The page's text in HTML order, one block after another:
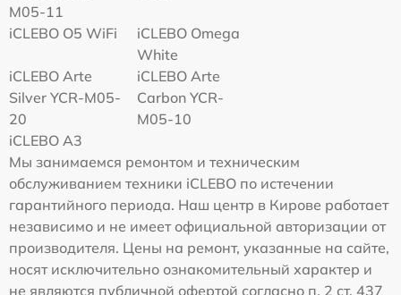
M05-11
iCLEBO O5 WiFi
iCLEBO Omega
White
iCLEBO Arte
Silver YCR-M05-
20
iCLEBO Arte
Carbon YCR-
M05-10
iCLEBO A3
Мы занимаемся ремонтом и техническим
обслуживанием техники iCLEBO по истечении
гарантийного периода. Наш центр в Кирове работает
независимо и не имеет официальной авторизации от
производителя. Цены на ремонт, указанные на сайте,
носят исключительно ознакомительный характер и
не являются публичной офертой согласно п. 2 ст. 437